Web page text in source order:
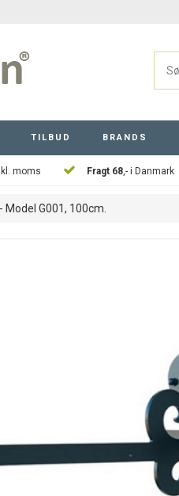
TILBUD BRANDS
moms Fragt 68,- i Danmark
G001, 100cm.